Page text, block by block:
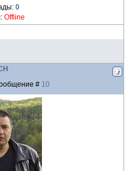
0
Offline
# 10